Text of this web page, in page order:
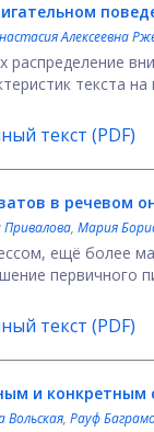
Алексеевна
текста
текст (PDF)
в речевом
, Мария
ещё более
первичного
текст (PDF)
и
Вольская, Рауф